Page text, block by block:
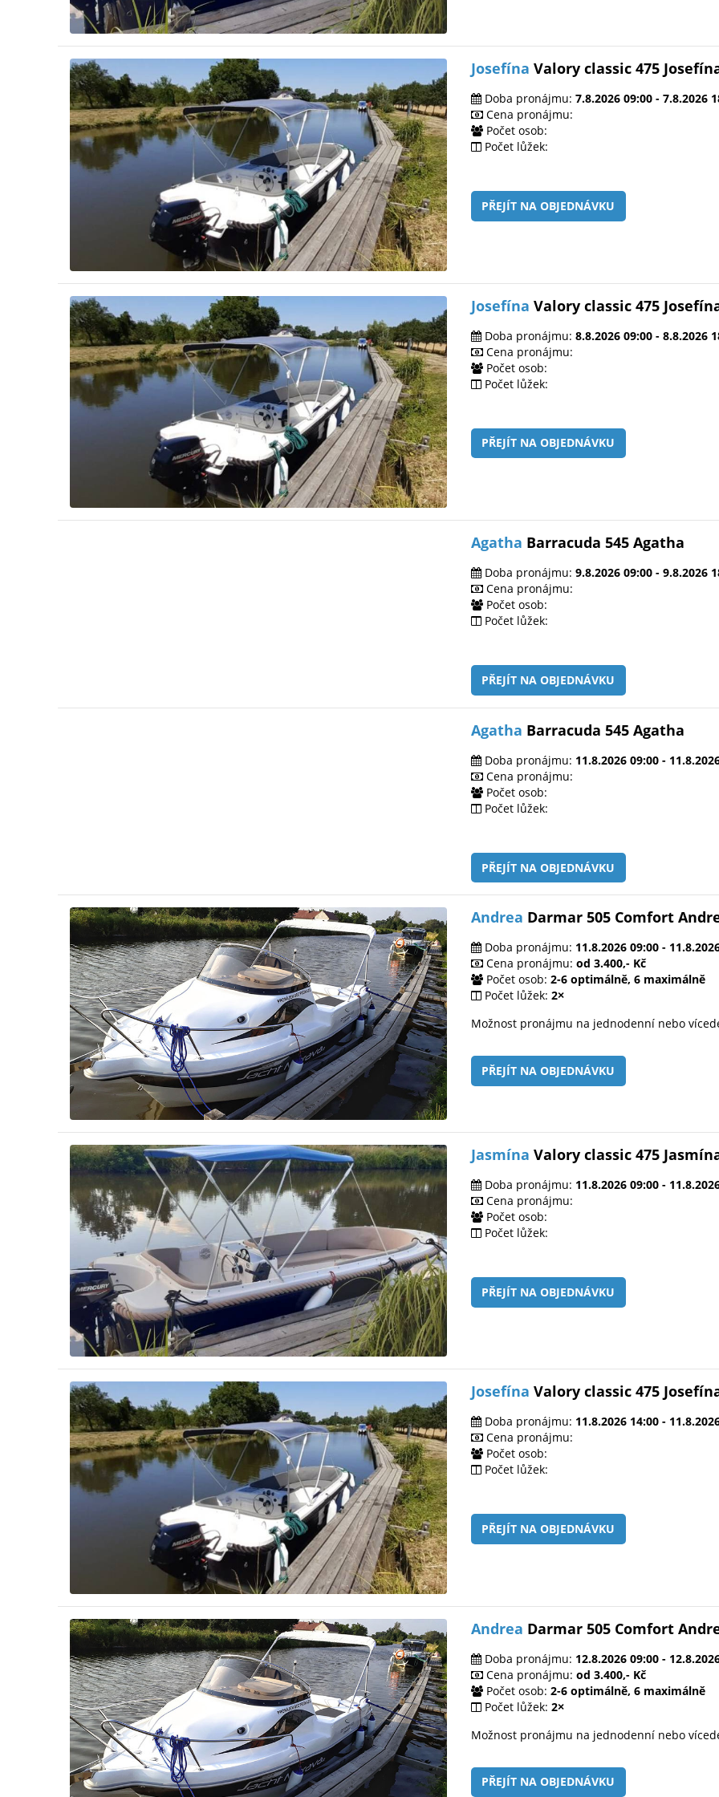
Josefína Valory classic 475
Doba pronájmu: 7.8.2026 09:00 - 7.8.2026
Cena pronájmu:
Počet osob:
Počet lůžek:
PŘEJÍT NA OBJEDNÁVKU
Josefína Valory classic 475
Doba pronájmu: 8.8.2026 09:00 - 8.8.2026
Cena pronájmu:
Počet osob:
Počet lůžek:
PŘEJÍT NA OBJEDNÁVKU
Agatha Barracuda 545 Agatha
Doba pronájmu: 9.8.2026 09:00 - 9.8.2026
Cena pronájmu:
Počet osob:
Počet lůžek:
PŘEJÍT NA OBJEDNÁVKU
Agatha Barracuda 545 Agatha
Doba pronájmu: 11.8.2026 09:00 -
Cena pronájmu:
Počet osob:
Počet lůžek:
PŘEJÍT NA OBJEDNÁVKU
Andrea Darmar 505 Comfort
Doba pronájmu: 11.8.2026 09:00 -
Cena pronájmu: od 3.400,- Kč
Počet osob: 2-6 optimálně, 6 maximálně
Počet lůžek: 2×
Možnost pronájmu na jednodenní nebo
PŘEJÍT NA OBJEDNÁVKU
Jasmína Valory classic 475
Doba pronájmu: 11.8.2026 09:00 -
Cena pronájmu:
Počet osob:
Počet lůžek:
PŘEJÍT NA OBJEDNÁVKU
Josefína Valory classic 475
Doba pronájmu: 11.8.2026 14:00 -
Cena pronájmu:
Počet osob:
Počet lůžek:
PŘEJÍT NA OBJEDNÁVKU
Andrea Darmar 505 Comfort
Doba pronájmu: 12.8.2026 09:00 -
Cena pronájmu: od 3.400,- Kč
Počet osob: 2-6 optimálně, 6 maximálně
Počet lůžek: 2×
Možnost pronájmu na jednodenní nebo
PŘEJÍT NA OBJEDNÁVKU